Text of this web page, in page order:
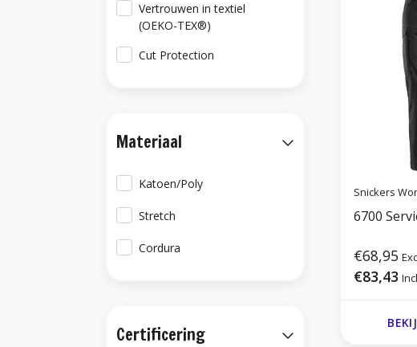
Snickers
6700
€68,95
€83,43
Vertrouwen in textiel
(OEKO-TEX®)
Cut Protection
Materiaal
Katoen/Poly
Stretch
Cordura
Certificering